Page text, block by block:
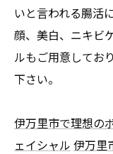
いと言われる腸活
顔、美白、ニキビ
ルもご用意してお
下さい。
伊万里市で理想の
ェイシャル 伊万里